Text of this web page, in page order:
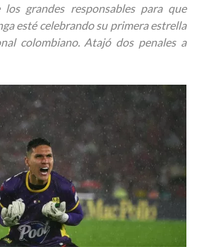
grandes responsables para que
esté celebrando su primera estrella
colombiano. Atajó dos penales a